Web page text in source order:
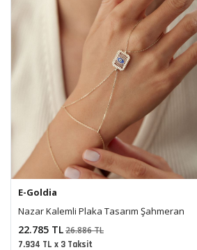
E-Goldia
Tektaş Şahmeran
20.729 TL24.460 TL
7.218 TL x 3 Taksit